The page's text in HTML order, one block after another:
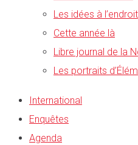
Les idées à l’endroit
Cette année là
Libre journal de la
Les portraits
International
Enquêtes
Agenda